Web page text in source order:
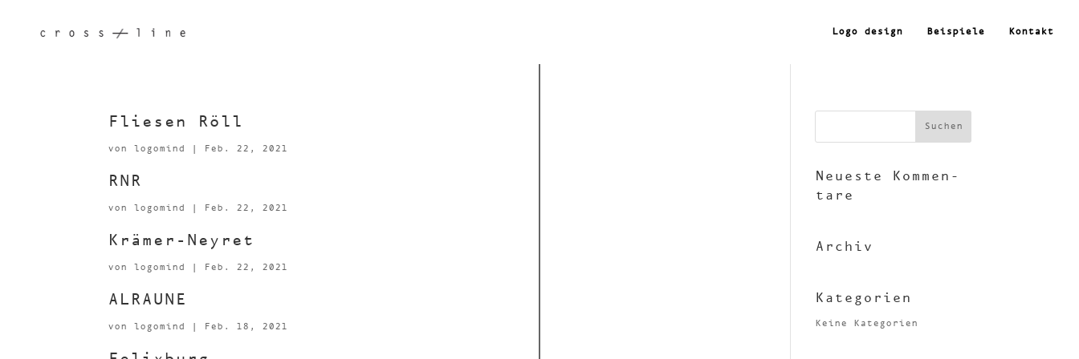
Logo design Beispiele Kontakt
Fliesen Röll
von logomind Feb. 22, 2021
RNR
von logomind Feb. 22, 2021
Krämer-Neyret
von logomind Feb. 22, 2021
ALRAUNE
von logomind Feb. 18, 2021
Neueste Kommen­
tare
Archiv
Kate­go­rien
Keine Kategorien